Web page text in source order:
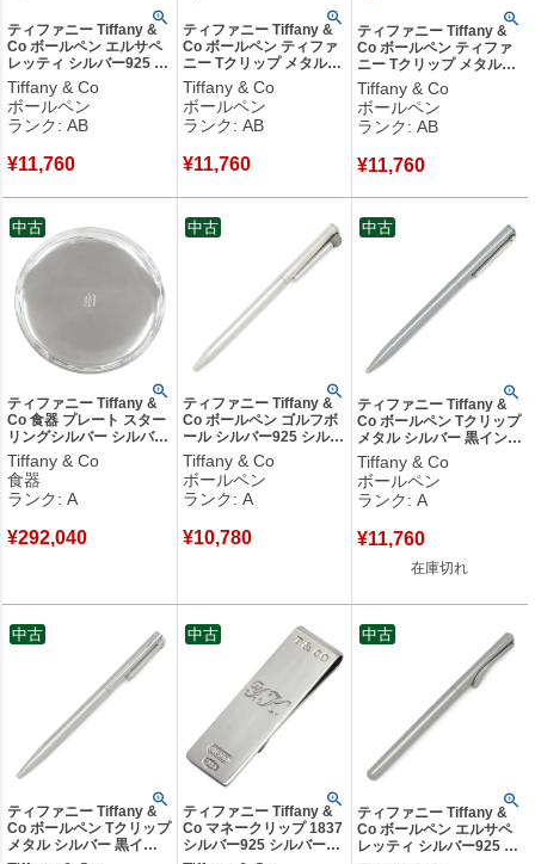
ティファニー Tiffany &
Co ボールペン エルサペ
レッティ シルバー925 シ
ルバー SV925 スターリ
ングシルバー 黒インク
筆記確認済 ツイスト式
【中古】中古品
Tiffany & Co
ボールペン
ランク: AB
¥11,760
ティファニー Tiffany &
Co ボールペン ティファ
ニー Tクリップ メタル
GP シルバーXゴールド
インク切れ ツイスト式
【中古】中古品
Tiffany & Co
ボールペン
ランク: AB
¥11,760
ティファニー Tiffany &
Co ボールペン ティファ
ニー Tクリップ メタル
GP シルバーXゴールド
インク切れ ツイスト式
【中古】中古品
Tiffany & Co
ボールペン
ランク: AB
¥11,760
ティファニー Tiffany &
Co 食器 プレート スター
リングシルバー シルバー
SV925 お盆 トレイ トレ
ー 皿 大皿 丸型 足つき
【中古】中古美品
Tiffany & Co
食器
ランク: A
¥292,040
中古
ティファニー Tiffany &
Co ボールペン ゴルフボ
ール シルバー925 シルバ
ー Ag925 SV925 スター
リングシルバー インク切
れ 【箱】 【中古】中古
美品
Tiffany & Co
ボールペン
ランク: A
¥10,780
中古
ティファニー Tiffany &
Co ボールペン Tクリップ
メタル シルバー 黒インク
インク切れ 【保存袋】
【中古】中古美品
Tiffany & Co
ボールペン
ランク: A
¥11,760
在庫切れ
中古
ティファニー Tiffany &
Co ボールペン Tクリップ
メタル シルバー 黒イン
中古
ティファニー Tiffany &
Co マネークリップ 1837
シルバー925 シルバー
中古
ティファニー Tiffany &
Co ボールペン エルサペ
レッティ シルバー925 シ
中古